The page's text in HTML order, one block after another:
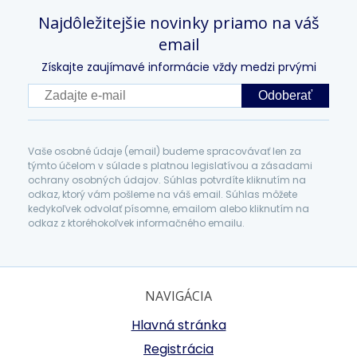
Najdôležitejšie novinky priamo na váš
email
Získajte zaujímavé informácie vždy medzi prvými
Odoberať
Vaše osobné údaje (email) budeme spracovávať len za
týmto účelom v súlade s platnou legislatívou a zásadami
ochrany osobných údajov. Súhlas potvrdíte kliknutím na
odkaz, ktorý vám pošleme na váš email. Súhlas môžete
kedykoľvek odvolať písomne, emailom alebo kliknutím na
odkaz z ktoréhokoľvek informačného emailu.
NAVIGÁCIA
Hlavná stránka
Registrácia